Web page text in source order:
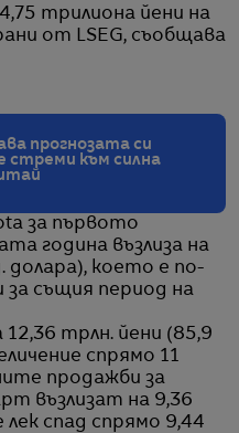
трилиона йени на
от LSEG, съобщава
прогнозата си
стреми към силна
за първото
година възлиза на
долара), което е по-
за същия период на
трлн. йени (85,9
спрямо 11
продажби за
възлизат на 9,36
спад спрямо 9,44